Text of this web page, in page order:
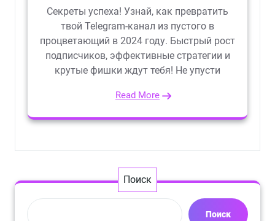
Секреты успеха! Узнай, как превратить
твой Telegram-канал из пустого в
процветающий в 2024 году. Быстрый рост
подписчиков, эффективные стратегии и
крутые фишки ждут тебя! Не упусти
Read More
Поиск
Поиск